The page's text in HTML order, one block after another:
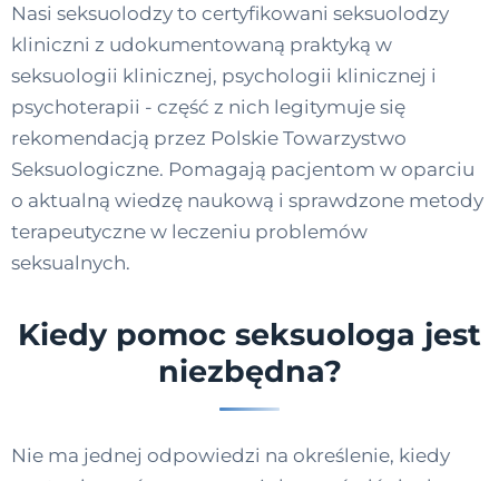
Nasi seksuolodzy to certyfikowani seksuolodzy
kliniczni z udokumentowaną praktyką w
seksuologii klinicznej, psychologii klinicznej i
psychoterapii - część z nich legitymuje się
rekomendacją przez Polskie Towarzystwo
Seksuologiczne. Pomagają pacjentom w oparciu
o aktualną wiedzę naukową i sprawdzone metody
terapeutyczne w leczeniu problemów
seksualnych.
Kiedy pomoc seksuologa jest
niezbędna?
Nie ma jednej odpowiedzi na określenie, kiedy